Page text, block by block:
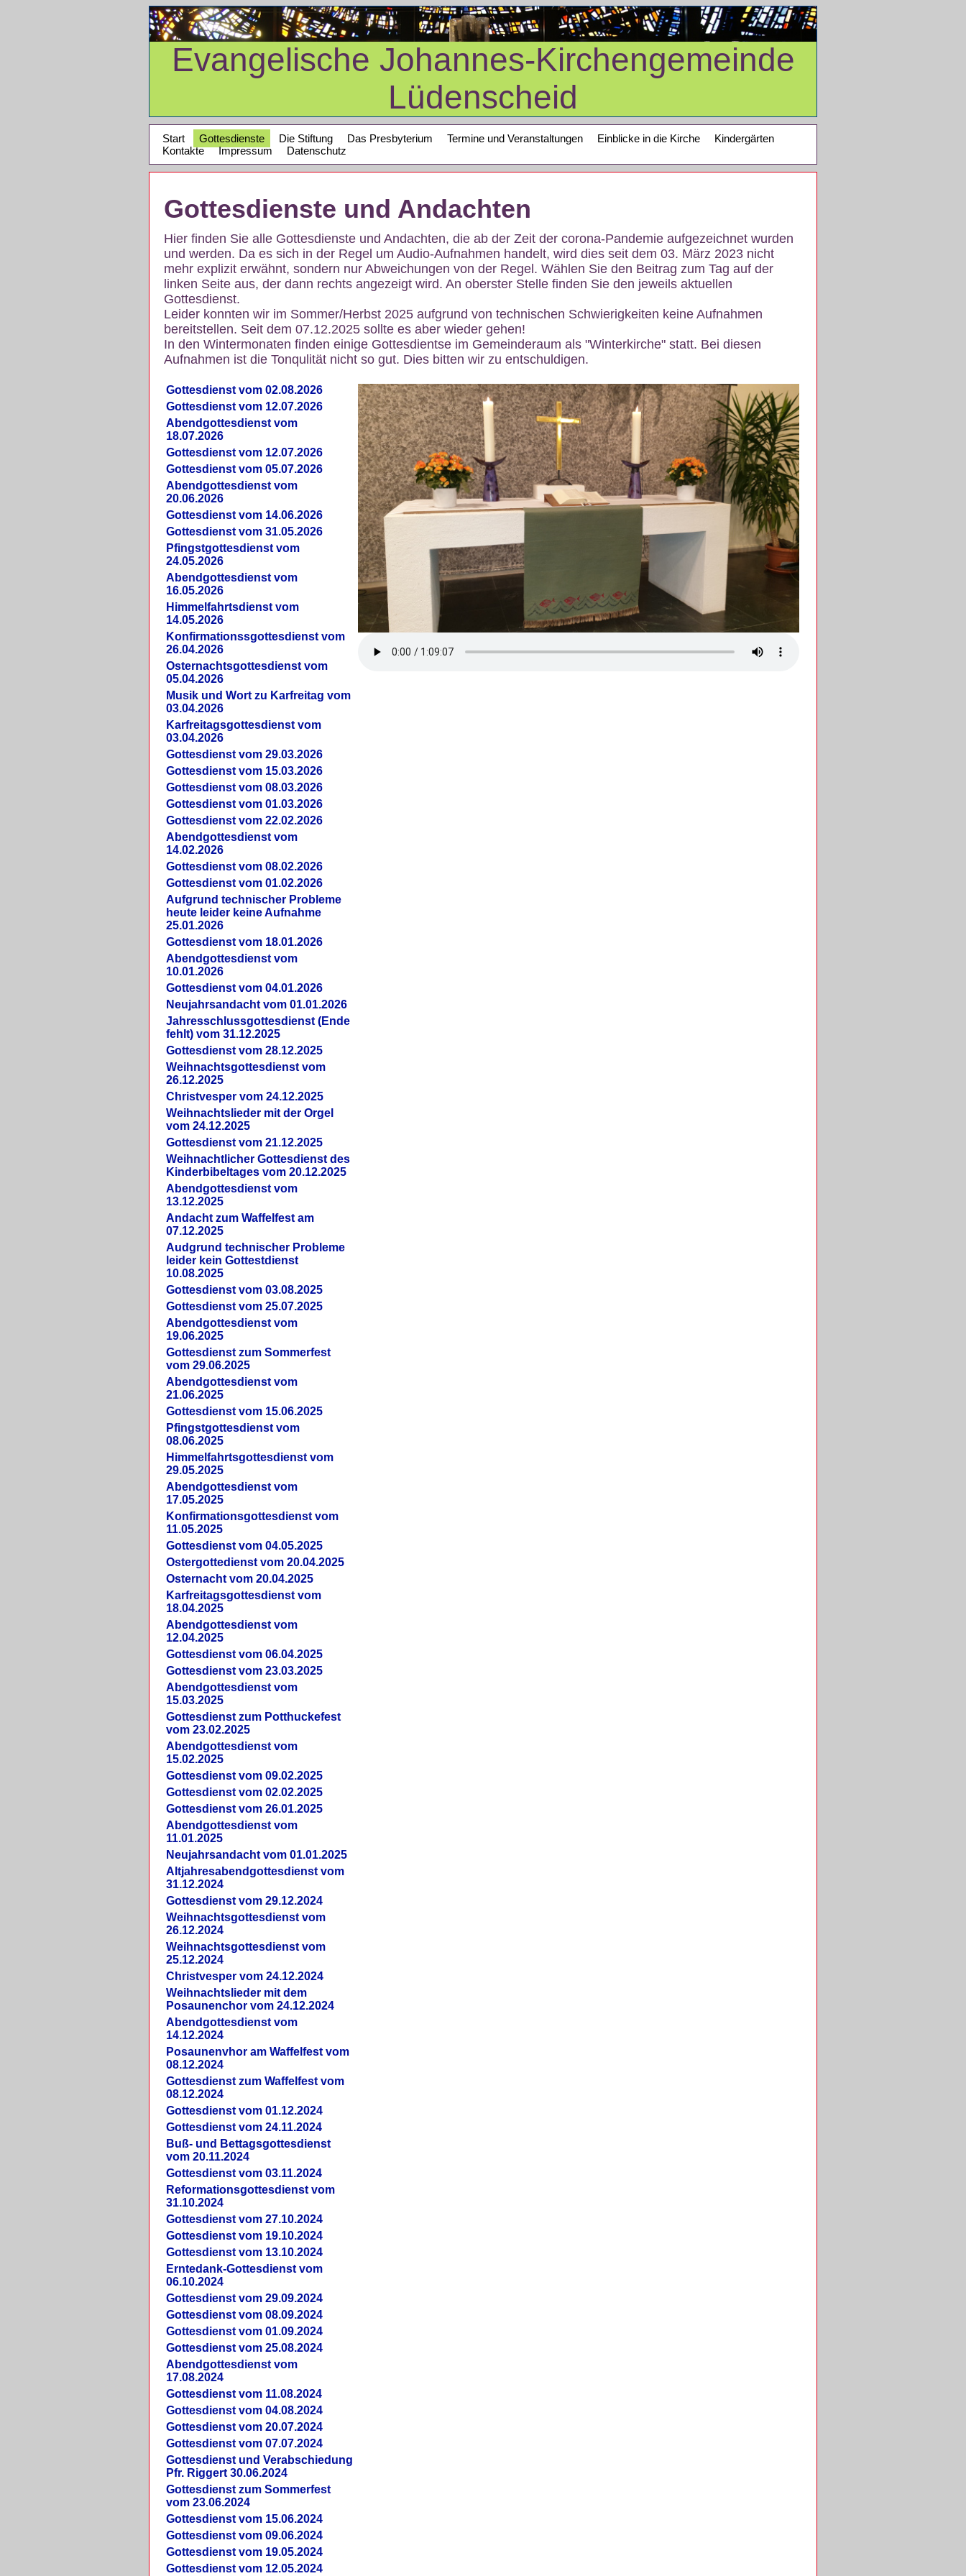
Evangelische Johannes-Kirchengemeinde
Lüdenscheid
Start Gottesdienste Die Stiftung Das Presbyterium Termine und Veranstaltungen Einblicke in die Kirche
Kindergärten
Kontakte
Impressum Datenschutz
Gottesdienste und Andachten
Hier finden Sie alle Gottesdienste und Andachten, die ab der Zeit der corona-Pandemie aufgezeichnet wurden
und werden. Da es sich in der Regel um Audio-Aufnahmen handelt, wird dies seit dem 03. März 2023 nicht
mehr explizit erwähnt, sondern nur Abweichungen von der Regel. Wählen Sie den Beitrag zum Tag auf der
linken Seite aus, der dann rechts angezeigt wird. An oberster Stelle finden Sie den jeweils aktuellen
Gottesdienst.
Leider konnten wir im Sommer/Herbst 2025 aufgrund von technischen Schwierigkeiten keine Aufnahmen
bereitstellen. Seit dem 07.12.2025 sollte es aber wieder gehen!
In den Wintermonaten finden einige Gottesdientse im Gemeinderaum als "Winterkirche" statt. Bei diesen
Aufnahmen ist die Tonqulität nicht so gut. Dies bitten wir zu entschuldigen.
Gottesdienst vom 02.08.2026
Gottesdienst vom 12.07.2026
Abendgottesdienst vom
18.07.2026
Gottesdienst vom 12.07.2026
Gottesdienst vom 05.07.2026
Abendgottesdienst vom
20.06.2026
Gottesdienst vom 14.06.2026
Gottesdienst vom 31.05.2026
Pfingstgottesdienst vom
24.05.2026
Abendgottesdienst vom
16.05.2026
Himmelfahrtsdienst vom
14.05.2026
Konfirmationssgottesdienst vom
26.04.2026
Osternachtsgottesdienst vom
05.04.2026
Musik und Wort zu Karfreitag vom
03.04.2026
Karfreitagsgottesdienst vom
03.04.2026
Gottesdienst vom 29.03.2026
Gottesdienst vom 15.03.2026
Gottesdienst vom 08.03.2026
Gottesdienst vom 01.03.2026
Gottesdienst vom 22.02.2026
Abendgottesdienst vom
14.02.2026
Gottesdienst vom 08.02.2026
Gottesdienst vom 01.02.2026
Aufgrund technischer Probleme
heute leider keine Aufnahme
25.01.2026
Gottesdienst vom 18.01.2026
Abendgottesdienst vom
10.01.2026
Gottesdienst vom 04.01.2026
Neujahrsandacht vom 01.01.2026
Jahresschlussgottesdienst (Ende
fehlt) vom 31.12.2025
Gottesdienst vom 28.12.2025
Weihnachtsgottesdienst vom
26.12.2025
Christvesper vom 24.12.2025
Weihnachtslieder mit der Orgel
vom 24.12.2025
Gottesdienst vom 21.12.2025
Weihnachtlicher Gottesdienst des
Kinderbibeltages vom 20.12.2025
Abendgottesdienst vom
13.12.2025
Andacht zum Waffelfest am
07.12.2025
Audgrund technischer Probleme
leider kein Gottestdienst
10.08.2025
Gottesdienst vom 03.08.2025
Gottesdienst vom 25.07.2025
Abendgottesdienst vom
19.06.2025
Gottesdienst zum Sommerfest
vom 29.06.2025
Abendgottesdienst vom
21.06.2025
Gottesdienst vom 15.06.2025
Pfingstgottesdienst vom
08.06.2025
Himmelfahrtsgottesdienst vom
29.05.2025
Abendgottesdienst vom
17.05.2025
Konfirmationsgottesdienst vom
11.05.2025
Gottesdienst vom 04.05.2025
Ostergottedienst vom 20.04.2025
Osternacht vom 20.04.2025
Karfreitagsgottesdienst vom
18.04.2025
Abendgottesdienst vom
12.04.2025
Gottesdienst vom 06.04.2025
Gottesdienst vom 23.03.2025
Abendgottesdienst vom
15.03.2025
Gottesdienst zum Potthuckefest
vom 23.02.2025
Abendgottesdienst vom
15.02.2025
Gottesdienst vom 09.02.2025
Gottesdienst vom 02.02.2025
Gottesdienst vom 26.01.2025
Abendgottesdienst vom
11.01.2025
Neujahrsandacht vom 01.01.2025
Altjahresabendgottesdienst vom
31.12.2024
Gottesdienst vom 29.12.2024
Weihnachtsgottesdienst vom
26.12.2024
Weihnachtsgottesdienst vom
25.12.2024
Christvesper vom 24.12.2024
Weihnachtslieder mit dem
Posaunenchor vom 24.12.2024
Abendgottesdienst vom
14.12.2024
Posaunenvhor am Waffelfest vom
08.12.2024
Gottesdienst zum Waffelfest vom
08.12.2024
Gottesdienst vom 01.12.2024
Gottesdienst vom 24.11.2024
Buß- und Bettagsgottesdienst
vom 20.11.2024
Gottesdienst vom 03.11.2024
Reformationsgottesdienst vom
31.10.2024
Gottesdienst vom 27.10.2024
Gottesdienst vom 19.10.2024
Gottesdienst vom 13.10.2024
Erntedank-Gottesdienst vom
06.10.2024
Gottesdienst vom 29.09.2024
Gottesdienst vom 08.09.2024
Gottesdienst vom 01.09.2024
Gottesdienst vom 25.08.2024
Abendgottesdienst vom
17.08.2024
Gottesdienst vom 11.08.2024
Gottesdienst vom 04.08.2024
Gottesdienst vom 20.07.2024
Gottesdienst vom 07.07.2024
Gottesdienst und Verabschiedung
Pfr. Riggert 30.06.2024
Gottesdienst zum Sommerfest
vom 23.06.2024
Gottesdienst vom 15.06.2024
Gottesdienst vom 09.06.2024
Gottesdienst vom 19.05.2024
Gottesdienst vom 12.05.2024